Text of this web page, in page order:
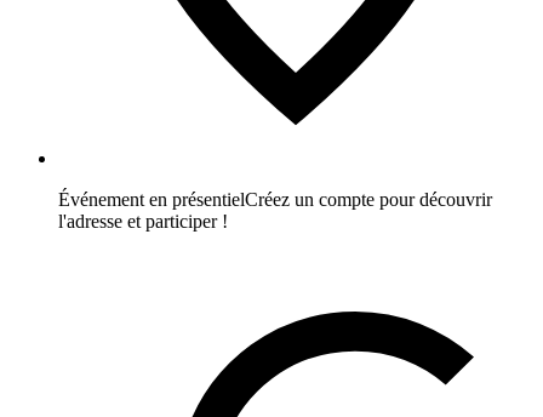
Événement en présentielCréez un compte pour découvrir
l'adresse et participer !